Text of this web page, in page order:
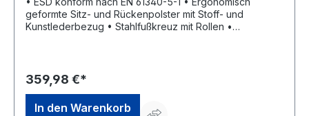
geformte Sitz- und Rückenpolster mit Stoff- und
Kunstlederbezug • Stahlfußkreuz mit Rollen •
Rückenlehnenhöhenverstellung
359,98 €*
In den Warenkorb